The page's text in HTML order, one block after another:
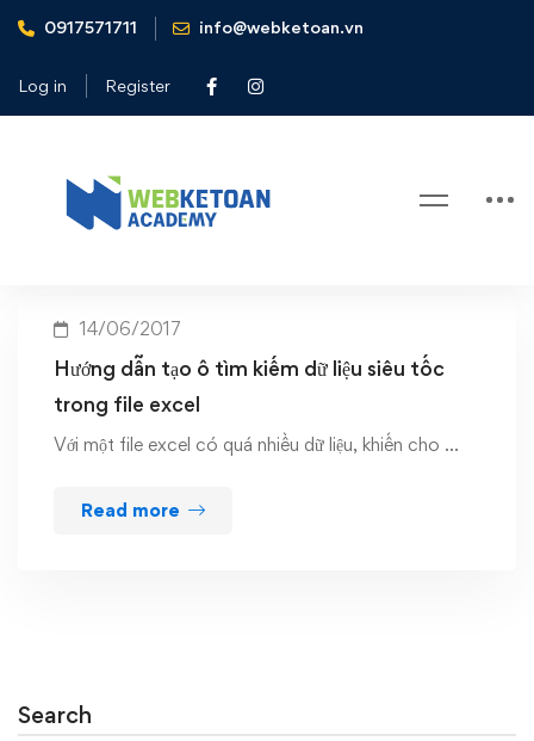
0917571711 info@webketoan.vn
Log in Register
Home tạo ô tìm kiếm dữ liệu siêu tốc trong file excel
Tag: tạo ô tìm kiếm dữ liệu siêu tốc
14/06/2017
Hướng dẫn tạo ô tìm kiếm dữ liệu siêu tốc
trong file excel
Với một file excel có quá nhiều dữ liệu, khiến cho …
Read more
Search